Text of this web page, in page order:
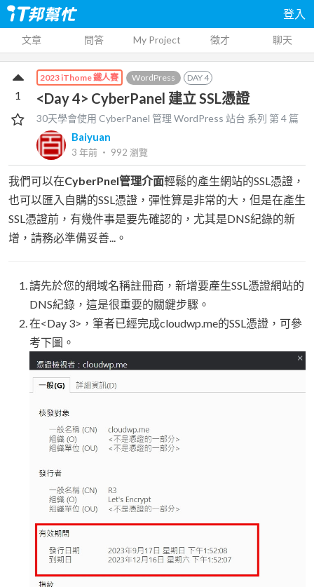
登入
文章 問答 My Project 徵才 聊天
2023 iThome 鐵人賽 WordPress DAY4
<Day 4> CyberPanel 建立 SSL憑證
30天學會使用 CyberPanel 管理 WordPress 站台 系列 第4 篇
Baiyuan
3 年前 ‧ 992 瀏覽
1
我們可以在CyberPnel管理介面輕鬆的產生網站的SSL憑證，
也可以匯入自購的SSL憑證，彈性算是非常的大，但是在產生
SSL憑證前，有幾件事是要先確認的，尤其是DNS紀錄的新
增，請務必準備妥善...。
請先於您的網域名稱註冊商，新增要產生SSL憑證網站的
DNS紀錄，這是很重要的關鍵步驟。
在<Day 3>，筆者已經完成cloudwp.me的SSL憑證，可參
考下圖。